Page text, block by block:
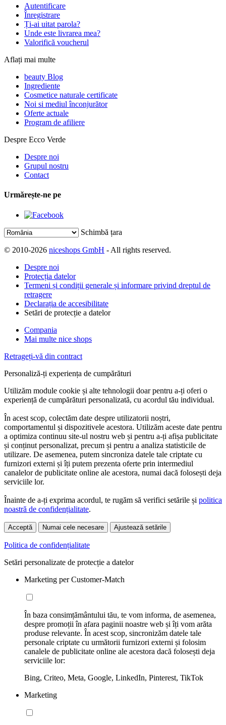
Autentificare
Înregistrare
Ți-ai uitat parola?
Unde este livrarea mea?
Valorifică voucherul
Aflați mai multe
beauty Blog
Ingrediente
Cosmetice naturale certificate
Noi si mediul înconjurător
Oferte actuale
Program de afiliere
Despre Ecco Verde
Despre noi
Grupul nostru
Contact
Urmărește-ne pe
Schimbă țara
© 2010-2026 niceshops GmbH - All rights reserved.
Despre noi
Protecția datelor
Termeni și condiții generale și informare privind dreptul de
retragere
Declarația de accesibilitate
Setări de protecție a datelor
Compania
Mai multe nice shops
Retrageți-vă din contract
Personaliză-ți experiența de cumpărături
Utilizăm module cookie și alte tehnologii doar pentru a-ți oferi o
experiență de cumpărături personalizată, cu acordul tău individual.
În acest scop, colectăm date despre utilizatorii noștri,
comportamentul și dispozitivele acestora. Utilizăm aceste date pentru
a optimiza continuu site-ul nostru web și pentru a-ți afișa publicitate
și conținut personalizat, precum și pentru a analiza statisticile de
utilizare. De asemenea, putem sincroniza datele tale criptate cu
furnizori externi și îți putem prezenta oferte prin intermediul
canalelor de publicitate online ale acestora, numai dacă folosești deja
serviciile lor.
Înainte de a-ți exprima acordul, te rugăm să verifici setările și politica
noastră de confidențialitate.
Acceptă Numai cele necesare Ajustează setările
Politica de confidențialitate
Setări personalizate de protecție a datelor
Marketing per Customer-Match
În baza consimțământului tău, te vom informa, de asemenea,
despre promoții în afara paginii noastre web și îți vom arăta
produse relevante. În acest scop, sincronizăm datele tale
personale criptate cu următorii furnizori externi și folosim
canalele de publicitate online ale acestora dacă folosești deja
serviciile lor:
Bing, Criteo, Meta, Google, LinkedIn, Pinterest, TikTok
Marketing